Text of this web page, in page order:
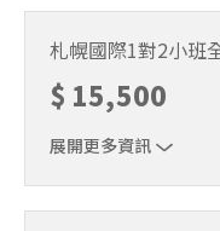
程時間9:30～15:30（
札幌國際1對2小班
$ 15,500
展開更多資訊